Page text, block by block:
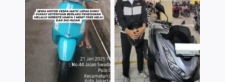
TNo Caption TNo Caption